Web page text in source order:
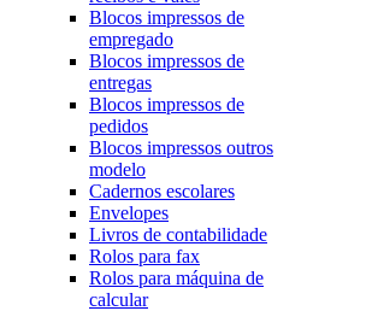
Blocos impressos de
empregado
Blocos impressos de
entregas
Blocos impressos de
pedidos
Blocos impressos outros
modelo
Cadernos escolares
Envelopes
Livros de contabilidade
Rolos para fax
Rolos para máquina de
calcular